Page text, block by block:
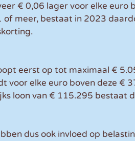
€ 0,06 lager voor elke euro
of meer, bestaat in 2023
eerst op tot maximaal €
voor elke euro boven deze €
loon van € 115.295 bestaat
dus ook invloed op